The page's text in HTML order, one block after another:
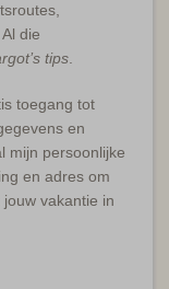
die
tips.
toegang tot
en
mijn persoonlijke
en adres om
vakantie in